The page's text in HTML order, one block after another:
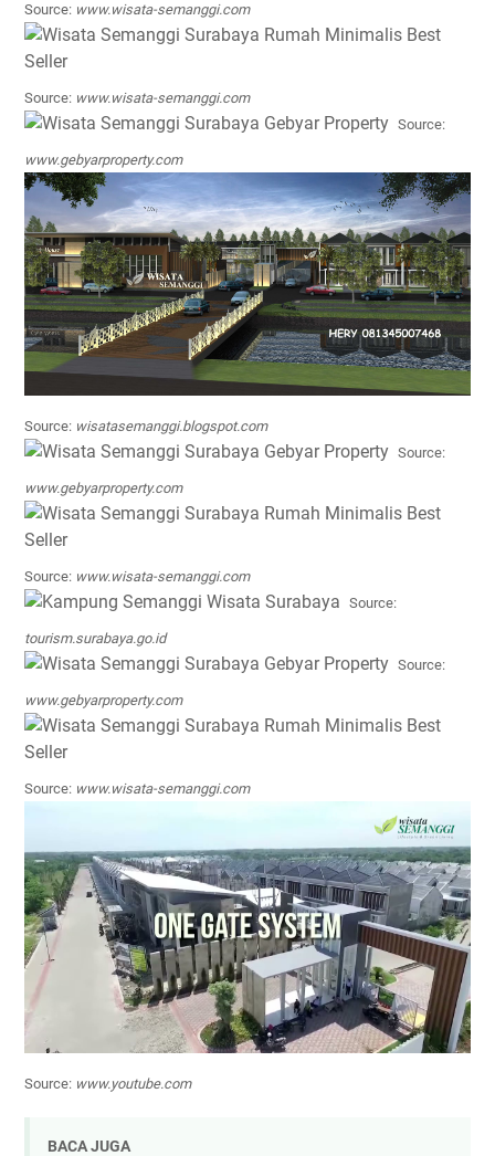
Source: www.wisata-semanggi.com
Source: www.wisata-semanggi.com
Source:
www.gebyarproperty.com
Source: wisatasemanggi.blogspot.com
Source:
www.gebyarproperty.com
Source: www.wisata-semanggi.com
Source:
tourism.surabaya.go.id
Source:
www.gebyarproperty.com
Source: www.wisata-semanggi.com
Source: www.youtube.com
BACA JUGA